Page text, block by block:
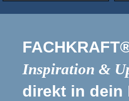
Inspiration &
direkt in dein